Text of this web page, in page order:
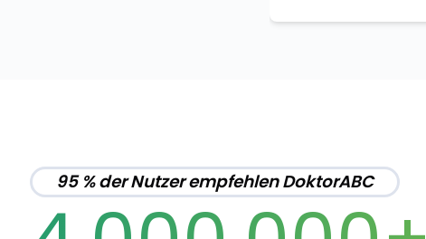
95 % der Nutzer empfehlen DoktorABC